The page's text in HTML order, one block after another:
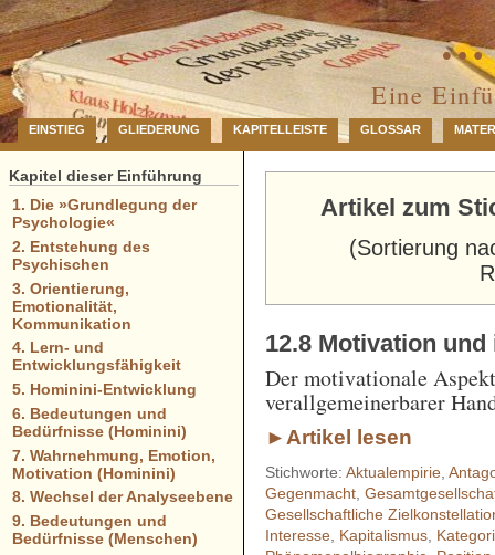
…
Eine
EINSTIEG GLIEDERUNG KAPITELLEISTE GLOSSAR
Artikel zum
(Sortierung
12.8 Motivation
Der motivationale
verallgemeinerbarer
►Artikel lesen
Stichworte:Aktualempirie ,
Gegenmacht ,
Gesellschaftliche
Interesse Kapitalismus
Kapitel dieser Einführung
1. Die »Grundlegung der
Psychologie«
2. Entstehung des
Psychischen
3. Orientierung,
Emotionalität,
Kommunikation
4. Lern- und
Entwicklungsfähigkeit
5. Hominini-Entwicklung
6. Bedeutungen und
Bedürfnisse (Hominini)
7. Wahrnehmung, Emotion,
Motivation (Hominini)
8. Wechsel der Analyseebene
9. Bedeutungen und
Bedürfnisse (Menschen)